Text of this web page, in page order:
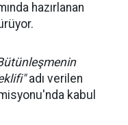
hazırlanan
adı verilen
kabul